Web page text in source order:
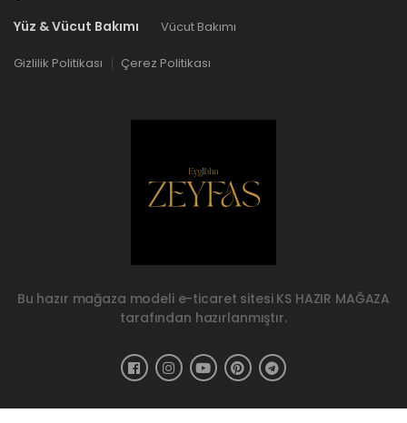
Yüz & Vücut Bakımı Vücut Bakımı
Gizlilik Politikası Çerez Politikası
Bu hazır mağaza modeli e-ticaret sitesi KS HAZIR MAĞAZA
tarafından hazırlanmıştır.